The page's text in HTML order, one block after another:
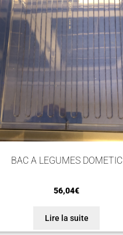
BAC A LEGUMES DOMETIC
56,04€
Lire la suite